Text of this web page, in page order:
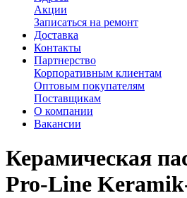
Акции
Записаться на ремонт
Доставка
Контакты
Партнерство
Корпоративным клиентам
Оптовым покупателям
Поставщикам
О компании
Вакансии
Керамическая
Pro-Line